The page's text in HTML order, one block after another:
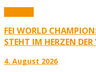
FEI WORLD
STEHT IM HERZEN
4. August 2026